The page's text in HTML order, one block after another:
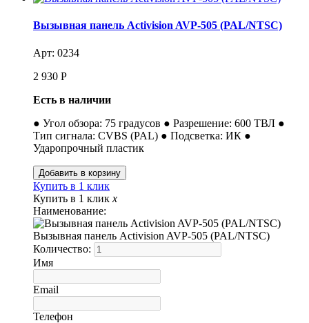
Вызывная панель Activision AVP-505 (PAL/NTSC)
Арт: 0234
2 930 Р
Есть в наличии
● Угол обзора: 75 градусов ● Разрешение: 600 ТВЛ ●
Тип сигнала: CVBS (PAL) ● Подсветка: ИК ●
Ударопрочный пластик
Купить в 1 клик
Купить в 1 клик x
Наименование:
Вызывная панель Activision AVP-505 (PAL/NTSC)
Количество:
Имя
Email
Телефон